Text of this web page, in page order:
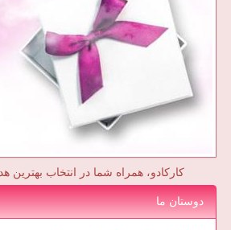
کارکادو، همراه شما در انتخاب بهترین
دوستان ما